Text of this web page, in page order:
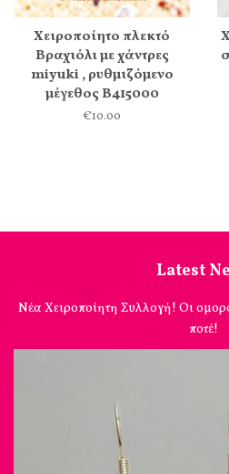
Χειροποίητο πλεκτό
Βραχιόλι με χάντρες
miyuki , ρυθμιζόμενο
μέγεθος Β415000
€10.00
Latest
Νέα Χειροποίητη Συλλογή! Οι
ποτέ!